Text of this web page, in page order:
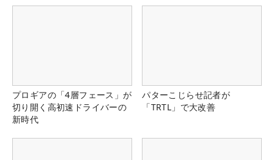
プロギアの「4層フェース」が
切り開く高初速ドライバーの
新時代
パターこじらせ記者が
「TRTL」で大改善